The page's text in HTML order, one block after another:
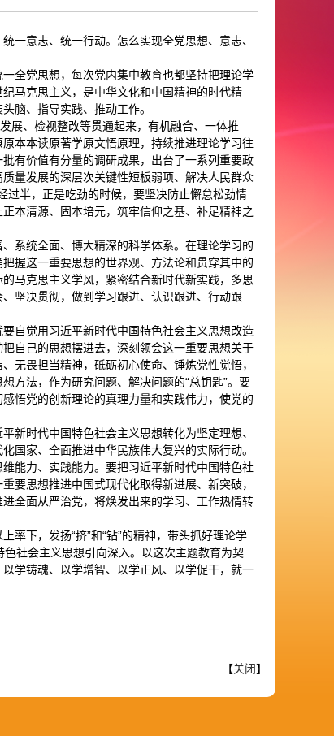
一意志、统一行动。怎么实现全党思想、意志、
全党思想，每次党内集中教育也都坚持把理论学
马克思主义，是中华文化和中国精神的时代精
脑、指导实践、推动工作。
展、检视整改等贯通起来，有机融合、一体推
本本读原著学原文悟原理，持续推进理论学习往
有价值有分量的调研成果，出台了一系列重要政
量发展的深层次关键性短板弱项、解决人民群众
过半，正是吃劲的时候，要坚决防止懈怠松劲情
本清源、固本培元，筑牢信仰之基、补足精神之
系统全面、博大精深的科学体系。在理论学习的
握这一重要思想的世界观、方法论和贯穿其中的
马克思主义学风，紧密结合新时代新实践，多思
坚决贯彻，做到学习跟进、认识跟进、行动跟
自觉用习近平新时代中国特色社会主义思想改造
自己的思想摆进去，深刻领会这一重要思想关于
无畏担当精神，砥砺初心使命、锤炼党性觉悟，
方法，作为研究问题、解决问题的“总钥匙”。要
悟党的创新理论的真理力量和实践伟力，使党的
新时代中国特色社会主义思想转化为坚定理想、
国家、全面推进中华民族伟大复兴的实际行动。
能力、实践能力。要把习近平新时代中国特色社
要思想推进中国式现代化取得新进展、新突破，
全面从严治党，将焕发出来的学习、工作热情转
率下，发扬“挤”和“钻”的精神，带头抓好理论学
色社会主义思想引向深入。以这次主题教育为契
学铸魂、以学增智、以学正风、以学促干，就一
【关闭】